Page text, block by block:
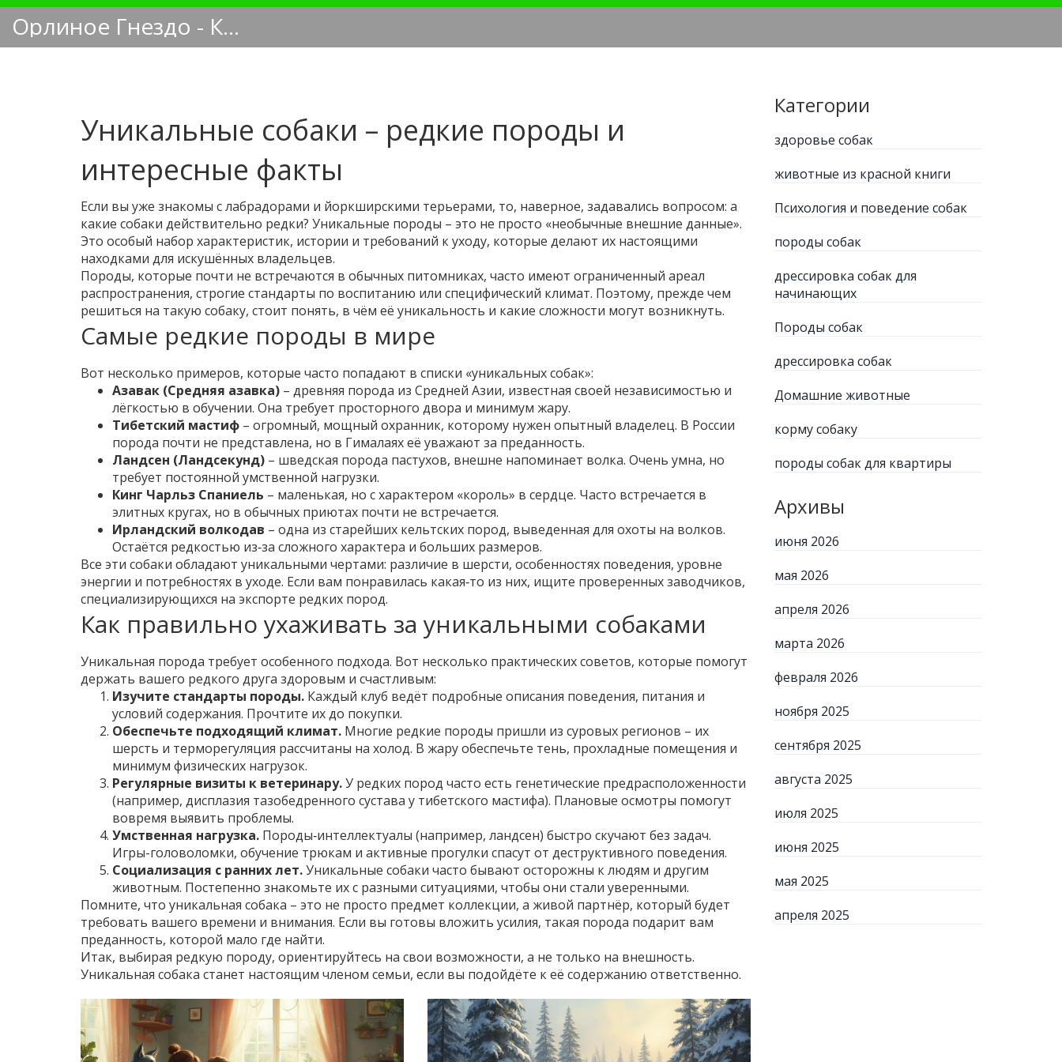
Орлиное Гнездо - Кинологический блог
Уникальные собаки – редкие породы и
интересные факты
Если вы уже знакомы с лабрадорами и йоркширскими терьерами, то, наверное, задавались вопросом: а
какие собаки действительно редки? Уникальные породы – это не просто «необычные внешние данные».
Это особый набор характеристик, истории и требований к уходу, которые делают их настоящими
находками для искушённых владельцев.
Породы, которые почти не встречаются в обычных питомниках, часто имеют ограниченный ареал
распространения, строгие стандарты по воспитанию или специфический климат. Поэтому, прежде чем
решиться на такую собаку, стоит понять, в чём её уникальность и какие сложности могут возникнуть.
Самые редкие породы в мире
Вот несколько примеров, которые часто попадают в списки «уникальных собак»:
Азавак (Средняя азавка) – древняя породa из Средней Азии, известная своей независимостью и
лёгкостью в обучении. Она требует просторного двора и минимум жару.
Тибетский мастиф – огромный, мощный охранник, которому нужен опытный владелец. В России
порода почти не представлена, но в Гималаях её уважают за преданность.
Ландсен (Ландсекунд) – шведская порода пастухов, внешне напоминает волка. Очень умна, но
требует постоянной умственной нагрузки.
Кинг Чарльз Спаниель – маленькая, но с характером «король» в сердце. Часто встречается в
элитных кругах, но в обычных приютах почти не встречается.
Ирландский волкодав – одна из старейших кельтских пород, выведенная для охоты на волков.
Остаётся редкостью из‑за сложного характера и больших размеров.
Все эти собаки обладают уникальными чертами: различие в шерсти, особенностях поведения, уровне
энергии и потребностях в уходе. Если вам понравилась какая‑то из них, ищите проверенных заводчиков,
специализирующихся на экспорте редких пород.
Как правильно ухаживать за уникальными собаками
Уникальная порода требует особенного подхода. Вот несколько практических советов, которые помогут
держать вашего редкого друга здоровым и счастливым:
Изучите стандарты породы. Каждый клуб ведёт подробные описания поведения, питания и
условий содержания. Прочтите их до покупки.
Обеспечьте подходящий климат. Многие редкие породы пришли из суровых регионов – их
шерсть и терморегуляция рассчитаны на холод. В жару обеспечьте тень, прохладные помещения и
минимум физических нагрузок.
Регулярные визиты к ветеринару.У редких пород часто есть генетические предрасположенности
(например, дисплазия тазобедренного сустава у тибетского мастифа). Плановые осмотры помогут
вовремя выявить проблемы.
Умственная нагрузка. Породы‑интеллектуалы (например, ландсен) быстро скучают без задач.
Игры-головоломки, обучение трюкам и активные прогулки спасут от деструктивного поведения.
Социализация с ранних лет.Уникальные собаки часто бывают осторожны к людям и другим
животным. Постепенно знакомьте их с разными ситуациями, чтобы они стали уверенными.
Помните, что уникальная собака – это не просто предмет коллекции, а живой партнёр, который будет
требовать вашего времени и внимания. Если вы готовы вложить усилия, такая порода подарит вам
преданность, которой мало где найти.
Итак, выбирая редкую породу, ориентируйтесь на свои возможности, а не только на внешность.
Уникальная собака станет настоящим членом семьи, если вы подойдёте к её содержанию ответственно.
Категории
здоровье собак
животные из красной книги
Психология и поведение собак
породы собак
дрессировка собак для
начинающих
Породы собак
дрессировка собак
Домашние животные
корму собаку
породы собак для квартиры
Архивы
июня 2026
мая 2026
апреля 2026
марта 2026
февраля 2026
ноября 2025
сентября 2025
августа 2025
июля 2025
июня 2025
мая 2025
апреля 2025